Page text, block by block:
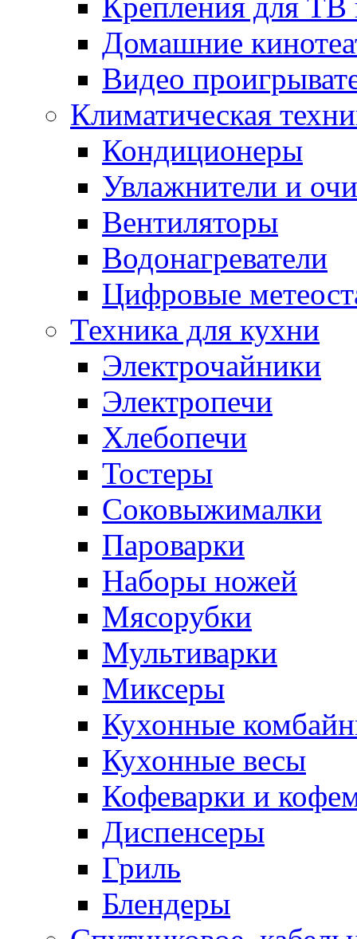
Крепления для ТВ
Домашние
Видео
Климатическая
Кондиционеры
Увлажнители и
Вентиляторы
Водонагреватели
Цифровые
Техника для кухни
Электрочайники
Электропечи
Хлебопечи
Тостеры
Соковыжималки
Пароварки
Наборы ножей
Мясорубки
Мультиварки
Миксеры
Кухонные
Кухонные весы
Кофеварки и
Диспенсеры
Гриль
Блендеры